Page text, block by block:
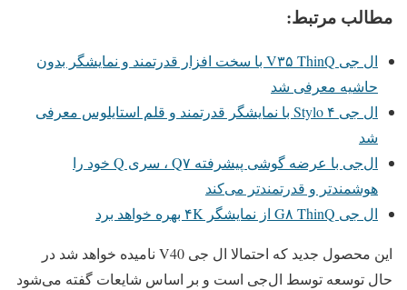
مطالب مرتبط:
ال جی V۳۵ ThinQ با سخت افزار قدرتمند و نمایشگر بدون
حاشیه معرفی شد
ال جی Stylo ۴ با نمایشگر قدرتمند و قلم استایلوس معرفی
شد
ال‌جی با عرضه گوشی پیشرفته Q۷ ، سری Q خود را
هوشمندتر و قدرتمندتر می‌کند
ال جی G۸ ThinQ از نمایشگر ۴K بهره خواهد برد
این محصول جدید که احتمالا ال جی V40 نامیده خواهد شد در
حال توسعه توسط ال‌جی است و بر اساس شایعات گفته می‌شود